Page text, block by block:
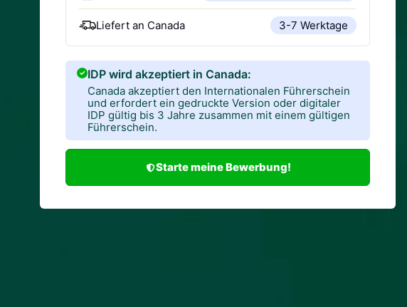
Liefert an Canada 3-7 Werktage
IDP wird akzeptiert in Canada:
Canada akzeptiert den Internationalen Führerschein
und erfordert ein gedruckte Version oder digitaler
IDP gültig bis 3 Jahre zusammen mit einem gültigen
Führerschein.
Starte meine Bewerbung!